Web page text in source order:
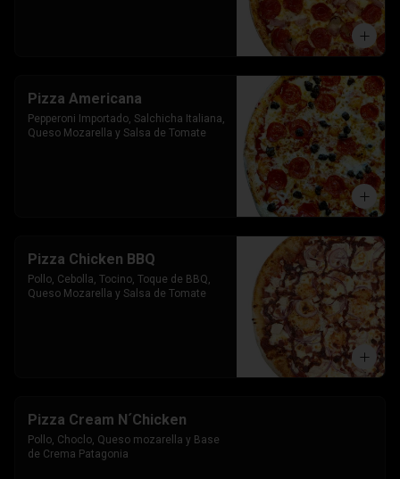
Pizza Americana
Pepperoni Importado, Salchicha Italiana,
Queso Mozarella y Salsa de Tomate
Pizza Chicken BBQ
Pollo, Cebolla, Tocino, Toque de BBQ,
Queso Mozarella y Salsa de Tomate
Pizza Cream N´Chicken
Pollo, Choclo, Queso mozarella y Base
de Crema Patagonia